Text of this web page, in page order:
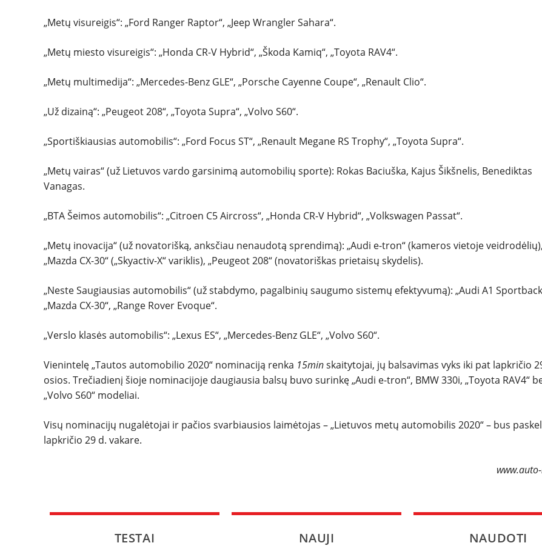
„Metų visureigis“: „Ford Ranger Raptor“, „Jeep Wrangler Sahara“.
„Metų miesto visureigis“: „Honda CR-V Hybrid“, „Škoda Kamiq“, „Toyota RAV4“.
„Metų multimedija“: „Mercedes-Benz GLE“, „Porsche Cayenne Coupe“, „Renault Clio“.
„Už dizainą“: „Peugeot 208“, „Toyota Supra“, „Volvo S60“.
„Sportiškiausias automobilis“: „Ford Focus ST“, „Renault Megane RS Trophy“, „Toyota Supra“.
„Metų vairas“ (už Lietuvos vardo garsinimą automobilių sporte): Rokas Baciuška, Kajus Šikšnelis, Benediktas
Vanagas.
„BTA Šeimos automobilis“: „Citroen C5 Aircross“, „Honda CR-V Hybrid“, „Volkswagen Passat“.
„Metų inovacija“ (už novatorišką, anksčiau nenaudotą sprendimą): „Audi e-tron“ (kameros vietoje veidrodėlių),
„Mazda CX-30“ („Skyactiv-X“ variklis), „Peugeot 208“ (novatoriškas prietaisų skydelis).
„Neste Saugiausias automobilis“ (už stabdymo, pagalbinių saugumo sistemų efektyvumą): „Audi A1
„Mazda CX-30“, „Range Rover Evoque“.
„Verslo klasės automobilis“: „Lexus ES“, „Mercedes-Benz GLE“, „Volvo S60“.
Vienintelę „Tautos automobilio 2020“ nominaciją renka 15minskaitytojai, jų balsavimas vyks iki pat lapkričio
osios. Trečiadienį šioje nominacijoje daugiausia balsų buvo surinkę „Audi e-tron“, BMW 330i, „Toyota RAV4“
„Volvo S60“ modeliai.
Visų nominacijų nugalėtojai ir pačios svarbiausios laimėtojas – „Lietuvos metų automobilis 2020“ – bus
lapkričio 29 d. vakare.
TESTAI NAUJI NAUDOTI